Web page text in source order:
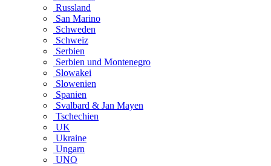
Russland
San Marino
Schweden
Schweiz
Serbien
Serbien und Montenegro
Slowakei
Slowenien
Spanien
Svalbard & Jan Mayen
Tschechien
UK
Ukraine
Ungarn
UNO